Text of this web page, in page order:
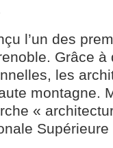
l’un des
Grâce à
les
montagne.
«
Supérieure